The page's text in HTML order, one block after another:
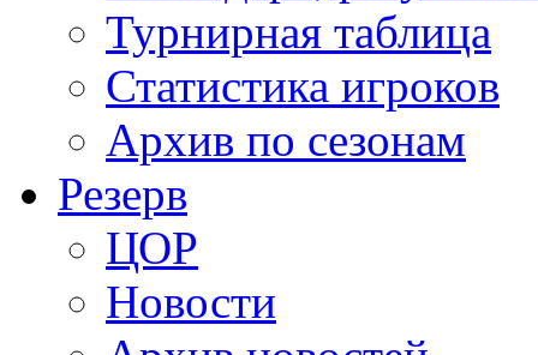
Турнирная таблица
Статистика игроков
Архив по сезонам
Резерв
ЦОР
Новости